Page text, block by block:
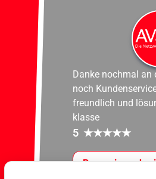
Danke nochmal an
noch
freundlich und
klasse
5 ★★★★★
Rezension